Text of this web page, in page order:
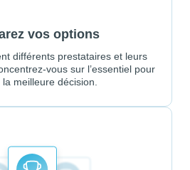
vos options
différents prestataires et leurs
vous sur l’essentiel pour
meilleure décision.